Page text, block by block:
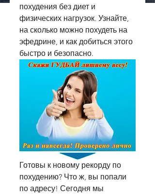
похудения без диет и
физических нагрузок. Узнайте,
на сколько можно похудеть на
эфедрине, и как добиться этого
быстро и безопасно.
Готовы к новому рекорду по
похудению? Что ж, вы попали
по адресу! Сегодня мы